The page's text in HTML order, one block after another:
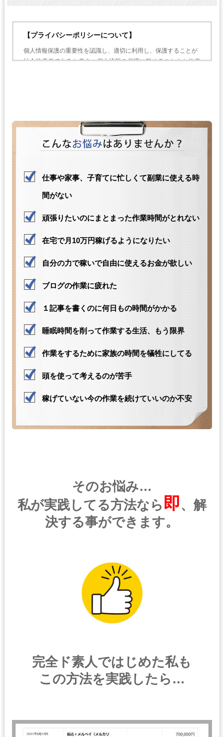
【プライバシーポリシーについて】
個人情報保護の重要性を認識し、適切に利用し、保護することが
社会的責任であると考え、個人情報の保護に努めることをお約束
電子メールアドレス、職業、勤務先等、特定の個人を識別し得る
を収集・利用いたします。当方による個人情報の収集・利用は、
供された場合は、当方が本方針に則って個人情報を 利用すること
・新商品の案内などお客様に有益かつ必要と思われる情報の提供
サービス向上のための意見収集
個人情報の第三者提供
当方は、法令に基づく場合等正当な理由によらない限り、
事前に本人の同意を得ることなく、個人情報を第三者に開示・提
供することはありません。
当方は、個人情報の漏洩、滅失、毀損等を防止するために、個人
十分な安全保護に努め、 また、個人情報を正確に、また最新なも
当方は、お客様が当社にご提供いただいた個人情報の照会、修正
または削除を希望される場合は、
お客様が、当ウェブサイトで掲示した本方針を守っていないと思
われる場合には、お問い合わせを通じて当方にまずご連絡くださ
い。
内容確認後、折り返しメールでの連絡をした後、適切な処理がで
きるよう努めます。
仕事や家事、子育てに忙しくて副業に使える時
間がない
頑張りたいのにまとまった作業時間がとれない
在宅で月10万円稼げるようになりたい
自分の力で稼いで自由に使えるお金が欲しい
ブログの作業に疲れた
１記事を書くのに何日もの時間がかかる
睡眠時間を削って作業する生活、もう限界
作業をするために家族の時間を犠牲にしてる
頭を使って考えるのが苦手
稼げていない今の作業を続けていいのか不安
そのお悩み…
私が実践してる方法なら 即、解
決する事ができます。
完全ド素人ではじめた私も
この方法を実践したら…